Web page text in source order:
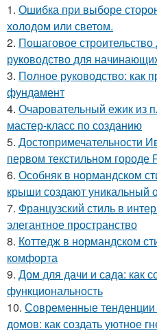
1. Ошибка при выборе
холодом или светом.
2. Пошаговое
руководство для
3. Полное руководство: как
фундамент
4. Очаровательный ежик из
мастер-класс по созданию
5. Достопримечательности
первом текстильном городе
6. Особняк в нормандском
крыши создают уникальный
7. Французский стиль в
элегантное пространство
8. Коттедж в нормандском
комфорта
9. Дом для дачи и сада: как
функциональность
10. Современные тенденции
домов: как создать уютное